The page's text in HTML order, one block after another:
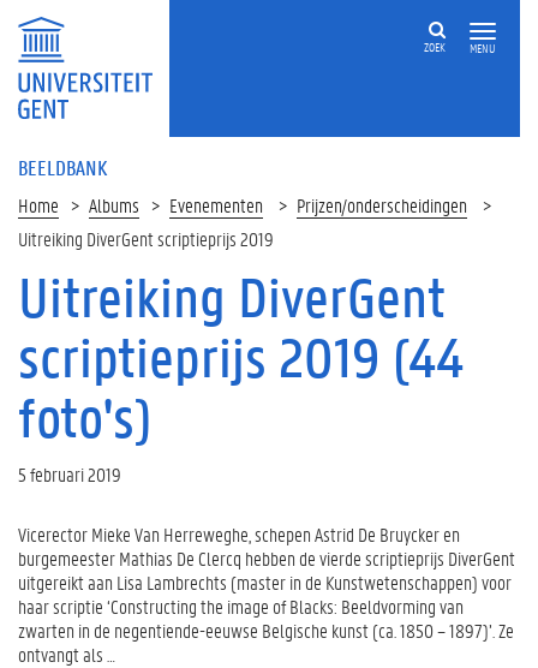
MENU
ZOEK
BEELDBANK
Home Albums Evenementen
Prijzen/onderscheidingen
Uitreiking DiverGent scriptieprijs 2019
Uitreiking DiverGent
scriptieprijs 2019 (44
foto's)
5 februari 2019
Vicerector Mieke Van Herreweghe, schepen Astrid De Bruycker en
burgemeester Mathias De Clercq hebben de vierde scriptieprijs DiverGent
uitgereikt aan Lisa Lambrechts (master in de Kunstwetenschappen) voor
haar scriptie ‘Constructing the image of Blacks: Beeldvorming van
zwarten in de negentiende-eeuwse Belgische kunst (ca. 1850 – 1897)’. Ze
ontvangt als …